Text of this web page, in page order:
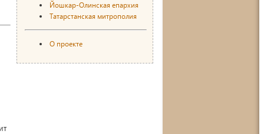
Йошкар-Олинская епархия
Татарстанская митрополия
О проекте